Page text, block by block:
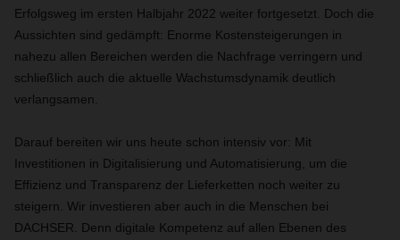
Erfolgsweg im ersten Halbjahr 2022 weiter fortgesetzt. Doch die
Aussichten sind gedämpft: Enorme Kostensteigerungen in
nahezu allen Bereichen werden die Nachfrage verringern und
schließlich auch die aktuelle Wachstumsdynamik deutlich
verlangsamen.
Darauf bereiten wir uns heute schon intensiv vor: Mit
Investitionen in Digitalisierung und Automatisierung, um die
Effizienz und Transparenz der Lieferketten noch weiter zu
steigern. Wir investieren aber auch in die Menschen bei
DACHSER. Denn digitale Kompetenz auf allen Ebenen des